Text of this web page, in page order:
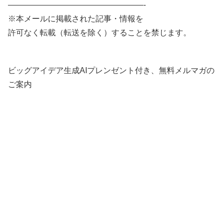
—————————————————-
※本メールに掲載された記事・情報を
許可なく転載（転送を除く）することを禁じます。
ビッグアイデア生成AIプレンゼント付き、無料メルマガの
ご案内